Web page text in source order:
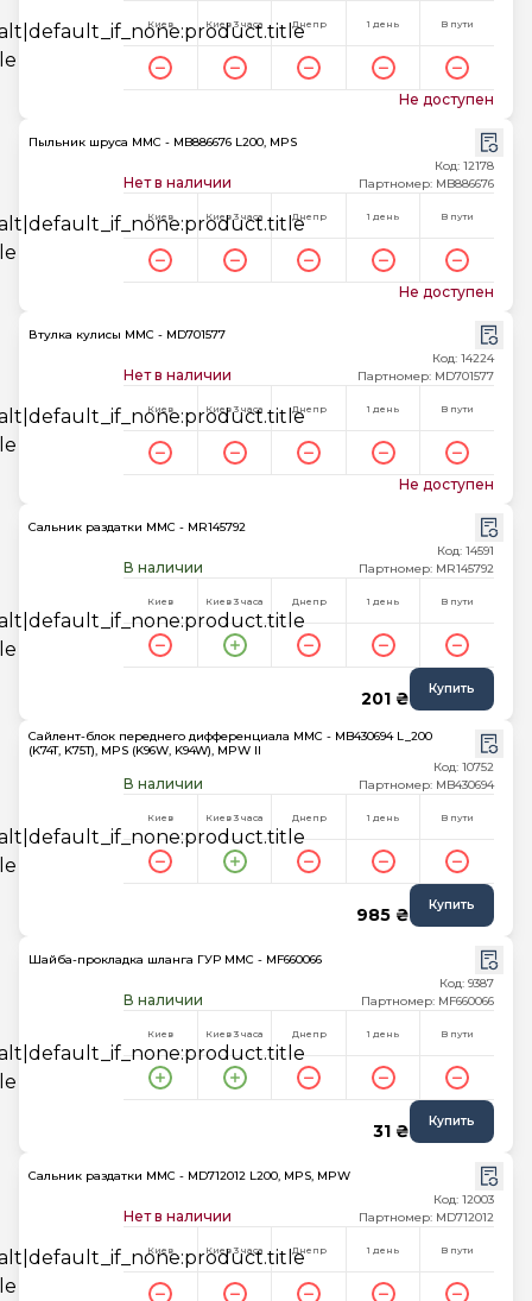
Киев Киев 3 часа Днепр 1 день В пути
Не доступен
Пыльник шруса MMC - MB886676 L200, MPS
Нет в наличии
Код: 12178
Партномер: MB886676
Киев Киев 3 часа Днепр 1 день В пути
Не доступен
Втулка кулисы MMC - MD701577
Нет в наличии
Код: 14224
Партномер: MD701577
Киев Киев 3 часа Днепр 1 день В пути
Не доступен
Сальник раздатки MMC - MR145792
В наличии
Код: 14591
Партномер: MR145792
Киев Киев 3 часа Днепр 1 день В пути
201 ₴ Купить
Сайлент-блок переднего дифференциала MMC - MB430694 L_200
(K74T, K75T), MPS (K96W, K94W), MPW II
В наличии
Код: 10752
Партномер: MB430694
Киев Киев 3 часа Днепр 1 день В пути
985 ₴ Купить
Шайба-прокладка шланга ГУР MMC - MF660066
В наличии
Код: 9387
Партномер: MF660066
Киев Киев 3 часа Днепр 1 день В пути
31 ₴ Купить
Сальник раздатки MMC - MD712012 L200, MPS, MPW
Нет в наличии
Код: 12003
Партномер: MD712012
Киев Киев 3 часа Днепр 1 день В пути